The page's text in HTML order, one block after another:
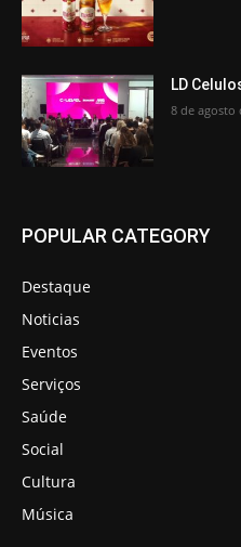
LD
8 de agosto
POPULAR CATEGORY
Destaque
Noticias
Eventos
Serviços
Saúde
Social
Cultura
Música